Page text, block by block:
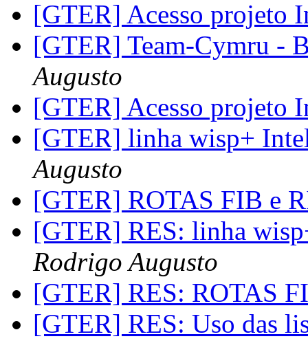
[GTER] Acesso projeto
[GTER] Team-Cymru -
Augusto
[GTER] Acesso projeto
[GTER] linha wisp+
Augusto
[GTER] ROTAS FIB e
[GTER] RES: linha
Rodrigo Augusto
[GTER] RES: ROTAS
[GTER] RES: Uso das